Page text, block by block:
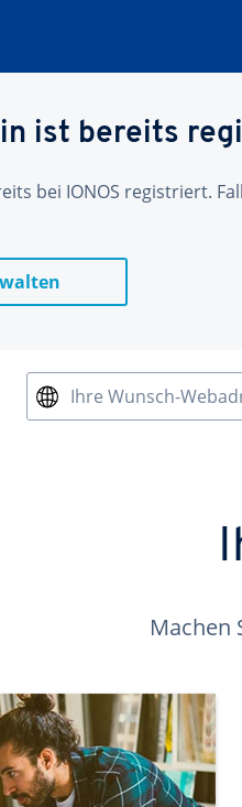
ist bereits
bei IONOS registriert.
Ihre Wunsch-
Machen